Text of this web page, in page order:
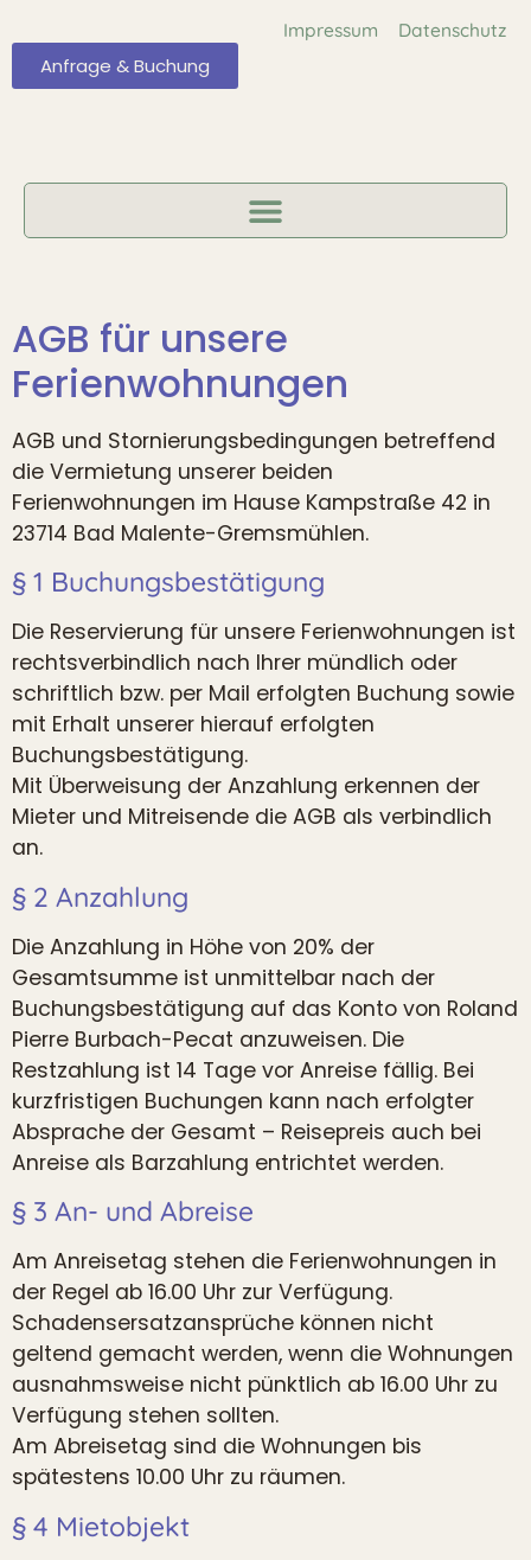
Anfrage & Buchung
Impressum Datenschutz
AGB für unsere
Ferienwohnungen
AGB und Stornierungsbedingungen betreffend
die Vermietung unserer beiden
Ferienwohnungen im Hause Kampstraße 42 in
23714 Bad Malente-Gremsmühlen.
§ 1 Buchungsbestätigung
Die Reservierung für unsere Ferienwohnungen ist
rechtsverbindlich nach Ihrer mündlich oder
schriftlich bzw. per Mail erfolgten Buchung sowie
mit Erhalt unserer hierauf erfolgten
Buchungsbestätigung.
Mit Überweisung der Anzahlung erkennen der
Mieter und Mitreisende die AGB als verbindlich
an.
§ 2 Anzahlung
Die Anzahlung in Höhe von 20% der
Gesamtsumme ist unmittelbar nach der
Buchungsbestätigung auf das Konto von Roland
Pierre Burbach-Pecat anzuweisen. Die
Restzahlung ist 14 Tage vor Anreise fällig. Bei
kurzfristigen Buchungen kann nach erfolgter
Absprache der Gesamt – Reisepreis auch bei
Anreise als Barzahlung entrichtet werden.
§ 3 An- und Abreise
Am Anreisetag stehen die Ferienwohnungen in
der Regel ab 16.00 Uhr zur Verfügung.
Schadensersatzansprüche können nicht
geltend gemacht werden, wenn die Wohnungen
ausnahmsweise nicht pünktlich ab 16.00 Uhr zu
Verfügung stehen sollten.
Am Abreisetag sind die Wohnungen bis
spätestens 10.00 Uhr zu räumen.
§ 4 Mietobjekt